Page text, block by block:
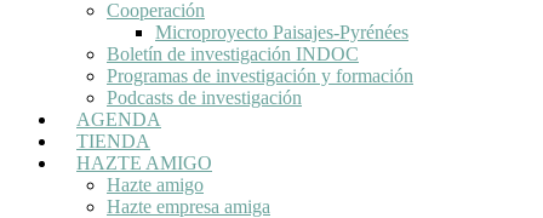
Cooperación
Microproyecto Paisajes-Pyrénées
Boletín de investigación INDOC
Programas de investigación y formación
Podcasts de investigación
AGENDA
TIENDA
HAZTE AMIGO
Hazte amigo
Hazte empresa amiga